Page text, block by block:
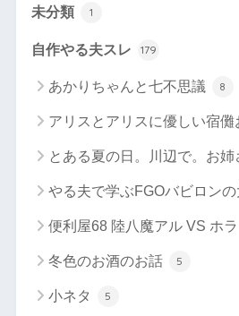
未分類 1
自作やる夫スレ 179
あかりちゃんと七不思議 8
アリスとアリスに優しい宿儺
とある夏の日。川辺で。お姉
やる夫で学ぶFGOバビロン
便利屋68 陸八魔アル VS ホ
冬色のお酒のお話 5
小ネタ 5